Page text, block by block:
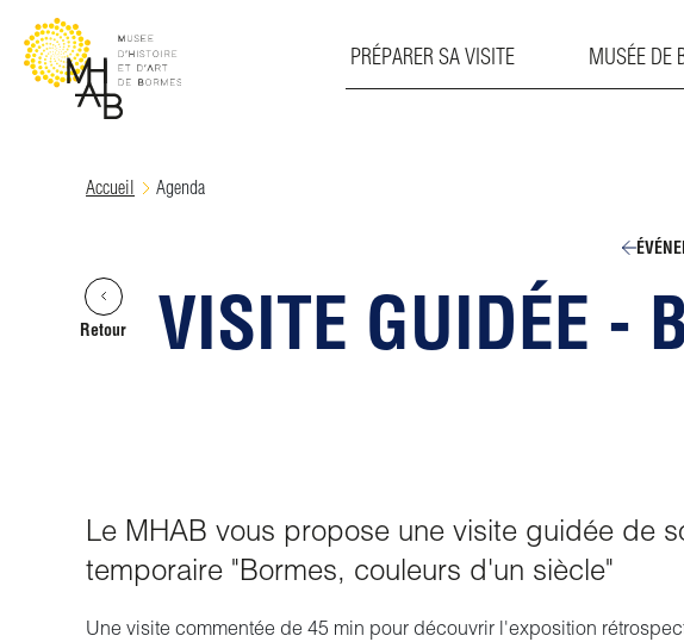
PRÉPARER SA VISITE MUSÉE DE
Accueil Agenda
Retour
VISITE GUIDÉE -
Le MHAB vous propose une visite guidée de
temporaire "Bormes, couleurs d'un siècle"
Une visite commentée de 45 min pour découvrir l'exposition